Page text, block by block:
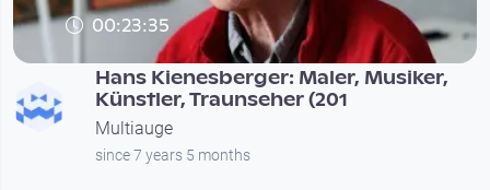
00:23:35
Hans Kienesberger: Maler, Musiker,
Künstler, Traunseher (201
Multiauge
since 7 years 5 months